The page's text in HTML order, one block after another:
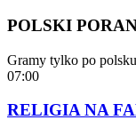
POLSKI
Gramy tylko po
07:00
RELIGIA NA